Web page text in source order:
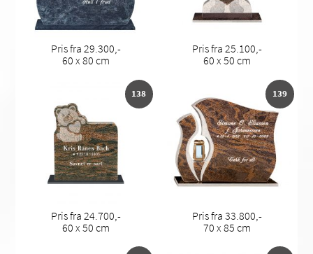
Pris fra 29.300,-
60 x 80 cm
Pris fra 25.100,-
60 x 50 cm
138
Pris fra 24.700,-
60 x 50 cm
139
Pris fra 33.800,-
70 x 85 cm